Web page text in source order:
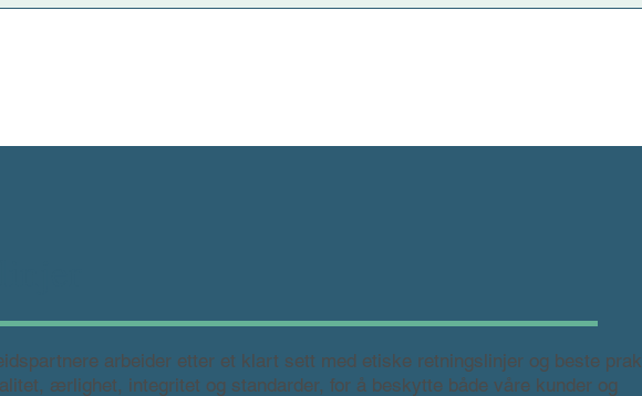
arbeider etter et klart sett med etiske retningslinjer og beste
ærlighet, integritet og standarder, for å beskytte både våre kunder og